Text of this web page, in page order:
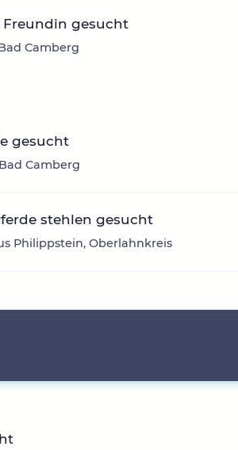
Freundin gesucht
Camberg
gesucht
Camberg
stehlen gesucht
Philippstein, Oberlahnkreis